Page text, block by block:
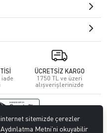
iade
ÜCRETSİZ KARGO
1750 TL ve üzeri
alışverişlerinizde
hakları saklıdır.
internet sitemizde çerezler
Metni’ni okuyabilir